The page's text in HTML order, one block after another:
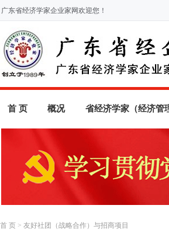
广东省经济学家企业家网欢迎您！
首 页 概况 省经济学家（经济管
首 页 > 友好社团（战略合作）与招商项目